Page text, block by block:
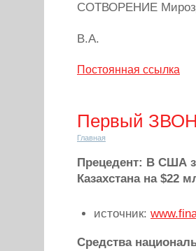
СОТВОРЕНИЕ
В.А.
Постоянная ссылка
Первый
Главная
Прецедент: В США
Казахстана на $22
источник:
Средства